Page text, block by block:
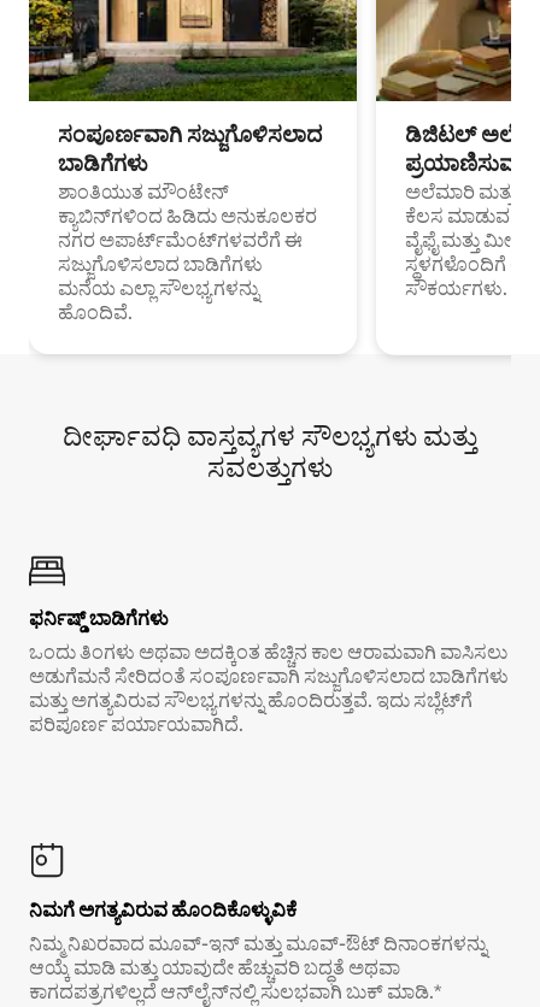
ಸಂಪೂರ್ಣವಾಗಿ ಸಜ್ಜುಗೊಳಿಸಲಾದ
ಬಾಡಿಗೆಗಳು
ಶಾಂತಿಯುತ ಮೌಂಟೇನ್
ಕ್ಯಾಬಿನ್‌ಗಳಿಂದ ಹಿಡಿದು ಅನುಕೂಲಕರ
ನಗರ ಅಪಾರ್ಟ್‌ಮೆಂಟ್‌ಗಳವರೆಗೆ ಈ
ಸಜ್ಜುಗೊಳಿಸಲಾದ ಬಾಡಿಗೆಗಳು
ಮನೆಯ ಎಲ್ಲಾ ಸೌಲಭ್ಯಗಳನ್ನು
ಹೊಂದಿವೆ.
ಡಿಜಿಟಲ್
ಪ್ರಯಾಣಿಸುವ
ಅಲೆಮಾರಿ ಮತ್ತು
ಕೆಲಸ ಮಾಡುವ
ವೈಫೈ ಮತ್ತು
ಸ್ಥಳಗಳೊಂದಿಗೆ
ಸೌಕರ್ಯಗಳು.
ದೀರ್ಘಾವಧಿ ವಾಸ್ತವ್ಯಗಳ ಸೌಲಭ್ಯಗಳು ಮತ್ತು
ಸವಲತ್ತುಗಳು
ಫರ್ನಿಷ್ಡ್ ಬಾಡಿಗೆಗಳು
ಒಂದು ತಿಂಗಳು ಅಥವಾ ಅದಕ್ಕಿಂತ ಹೆಚ್ಚಿನ ಕಾಲ ಆರಾಮವಾಗಿ ವಾಸಿಸಲು
ಅಡುಗೆಮನೆ ಸೇರಿದಂತೆ ಸಂಪೂರ್ಣವಾಗಿ ಸಜ್ಜುಗೊಳಿಸಲಾದ ಬಾಡಿಗೆಗಳು
ಮತ್ತು ಅಗತ್ಯವಿರುವ ಸೌಲಭ್ಯಗಳನ್ನು ಹೊಂದಿರುತ್ತವೆ. ಇದು ಸಬ್ಲೆಟ್‌ಗೆ
ಪರಿಪೂರ್ಣ ಪರ್ಯಾಯವಾಗಿದೆ.
ನಿಮಗೆ ಅಗತ್ಯವಿರುವ ಹೊಂದಿಕೊಳ್ಳುವಿಕೆ
ನಿಮ್ಮ ನಿಖರವಾದ ಮೂವ್-ಇನ್ ಮತ್ತು ಮೂವ್-ಔಟ್ ದಿನಾಂಕಗಳನ್ನು
ಆಯ್ಕೆ ಮಾಡಿ ಮತ್ತು ಯಾವುದೇ ಹೆಚ್ಚುವರಿ ಬದ್ಧತೆ ಅಥವಾ
ಕಾಗದಪತ್ರಗಳಿಲ್ಲದೆ ಆನ್‌ಲೈನ್‌ನಲ್ಲಿ ಸುಲಭವಾಗಿ ಬುಕ್ ಮಾಡಿ.*